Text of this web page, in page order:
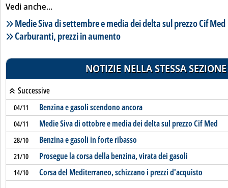
Vedi anche...
Lista notizie correlate
Medie Siva di settembre e media dei delta sul prezzo Cif Med
Carburanti, prezzi in aumento
NOTIZIE NELLA STESSA SEZIONE
Successive
04/11 Benzina e gasoli scendono ancora
04/11 Medie Siva di ottobre e media dei delta sul prezzo Cif Med
28/10 Benzina e gasoli in forte ribasso
21/10 Prosegue la corsa della benzina, virata dei gasoli
14/10 Corsa del Mediterraneo, schizzano i prezzi d'acquisto